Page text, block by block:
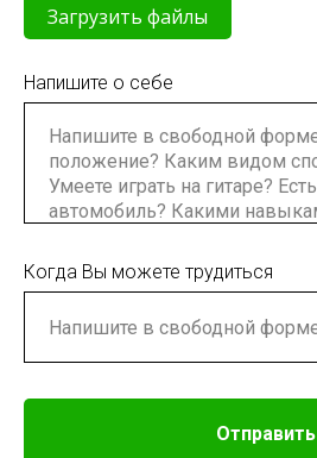
Загрузить файлы
Напишите о себе
Когда Вы можете трудиться
Отправить